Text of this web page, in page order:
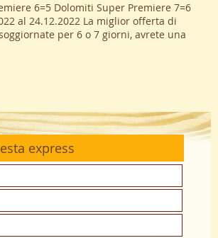
6=5 Dolomiti Super Premiere 7=6
al 24.12.2022 La miglior offerta di
per 6 o 7 giorni, avrete una
express